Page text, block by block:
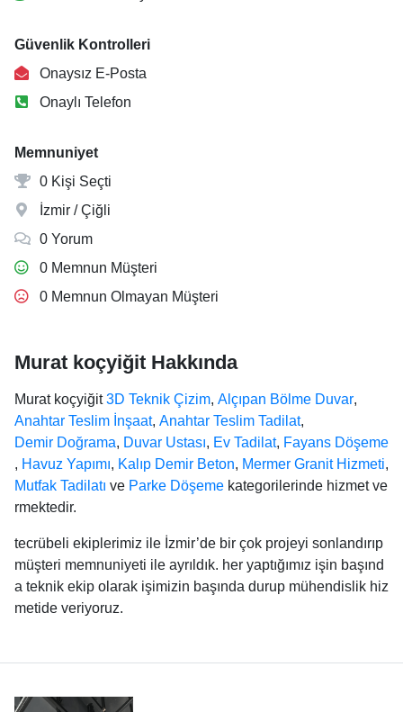
Güvenlik Kontrolleri
Onaysız E-Posta
Onaylı Telefon
Memnuniyet
0 Kişi Seçti
İzmir / Çiğli
0 Yorum
0 Memnun Müşteri
0 Memnun Olmayan Müşteri
Murat koçyiğit Hakkında
Murat koçyiğit3D Teknik Çizim, Alçıpan Bölme Duvar,
Anahtar Teslim İnşaat, Anahtar Teslim Tadilat,
Demir Doğrama, Duvar Ustası, Ev Tadilat, Fayans Döşeme
, Havuz Yapımı, Kalıp Demir Beton, Mermer Granit Hizmeti,
Mutfak Tadilatı ve Parke Döşeme kategorilerinde hizmet ve
rmektedir.
tecrübeli ekiplerimiz ile İzmir’de bir çok projeyi sonlandırıp
müşteri memnuniyeti ile ayrıldık. her yaptığımız işin başınd
a teknik ekip olarak işimizin başında durup mühendislik hiz
metide veriyoruz.